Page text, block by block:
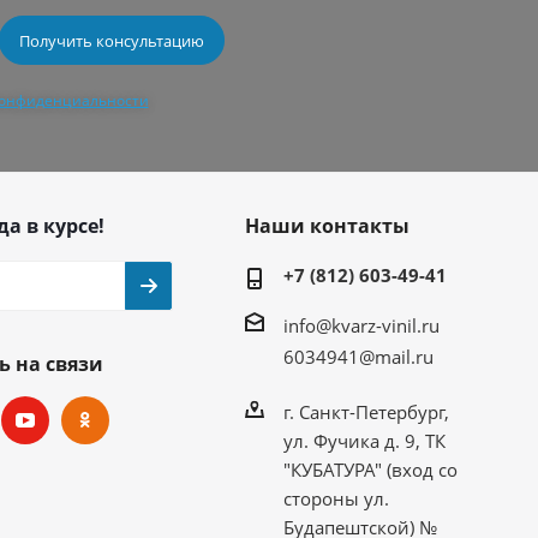
в курсе!
на связи
Наши контакты
+7 (812) 603-49-41
info@kvarz-vinil.ru
6034941@mail.ru
г. Санкт-Петербург,
ул. Фучика д. 9, ТК
"КУБАТУРА" (вход со
стороны ул.
Будапештской) №